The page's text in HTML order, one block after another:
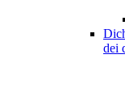
dei